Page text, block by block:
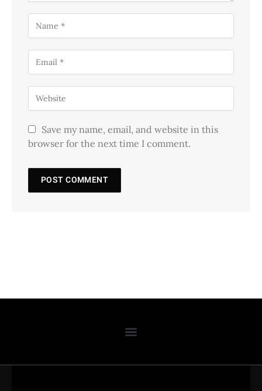
Save my name, email, and website in this
browser for the next time I comment.